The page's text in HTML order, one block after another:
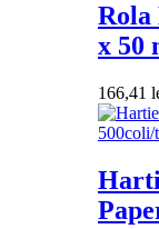
Rola
x 50
166,41